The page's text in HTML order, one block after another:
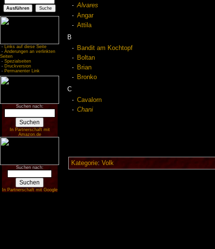
- Links auf diese Seite
- Änderungen an verlinkten
Seiten
- Spezialseiten
- Druckversion
- Permanenter Link
Suchen nach:
In Partnerschaft mit
Amazon.de
Suchen nach:
In Partnerschaft mit Google
Alvares
Angar
Attila
B
Bandit am Kochtopf
Boltan
Brian
Bronko
C
Cavalorn
Chani
Kategorie: Volk